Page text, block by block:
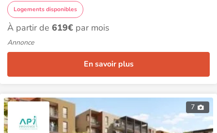
Logements disponibles
À partir de 619€ par mois
Annonce
En savoir plus
7